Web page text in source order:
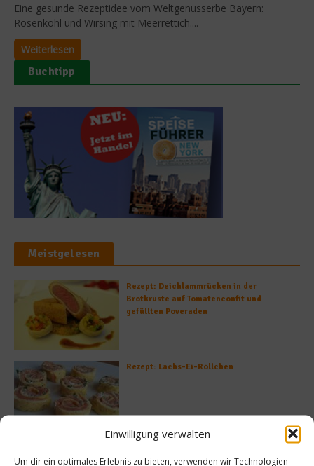
Einwilligung verwalten
Um dir ein optimales Erlebnis zu bieten, verwenden wir Technologien
Eine gesunde Rezeptidee vom Weltgenusserbe Bayern:
Rosenkohl und Wirsing mit Meerrettich....
Weiterlesen
Buchtipp
Meistgelesen
Rezept: Deichlammrücken in der
Brotkruste auf Tomatenconfit und
gefüllten Poveraden
Rezept: Lachs-Ei-Röllchen
Schweinebratenkruste